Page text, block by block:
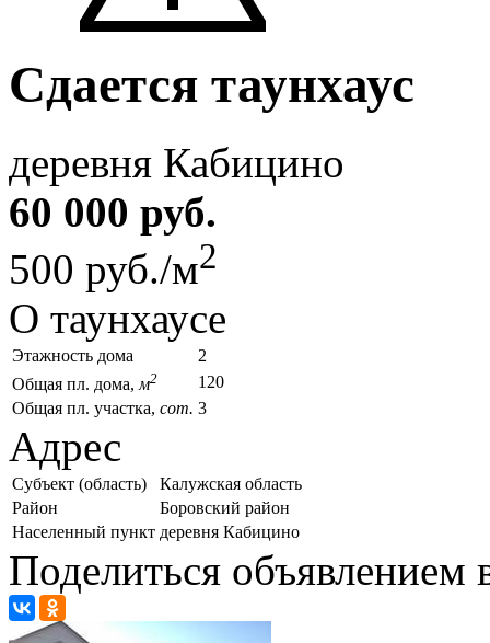
Сдается таунхаус
деревня Кабицино
60 000 руб.
500 руб./м2
О таунхаусе
Этажность дома
2
Общая пл. дома, м2
120
Общая пл. участка, сот. 3
Адрес
Субъект (область)
Калужская область
Район
Боровский район
Населенный пункт деревня Кабицино
Поделиться объявлением